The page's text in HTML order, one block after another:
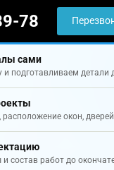
78
сами
и подготавливаем детали
окон,
состав работ до